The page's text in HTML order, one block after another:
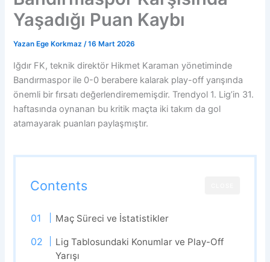
Yaşadığı Puan Kaybı
Yazan Ege Korkmaz/16 Mart 2026
Iğdır FK, teknik direktör Hikmet Karaman yönetiminde
Bandırmaspor ile 0-0 berabere kalarak play-off yarışında
önemli bir fırsatı değerlendirememişdir. Trendyol 1. Lig’in 31.
haftasında oynanan bu kritik maçta iki takım da gol
atamayarak puanları paylaşmıştır.
Contents
Maç Süreci ve İstatistikler
Lig Tablosundaki Konumlar ve Play-Off
Yarışı